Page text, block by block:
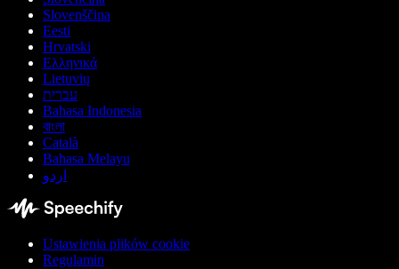
Slovenščina
Eesti
Hrvatski
Ελληνικά
Lietuvių
עברית
Bahasa Indonesia
বাংলা
Català
Bahasa Melayu
اردو
Ustawienia plików cookie
Regulamin